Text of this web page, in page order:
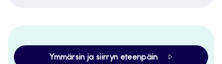
Ymmärsin ja siirryn eteenpäin